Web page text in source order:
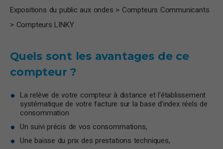
Expositions du public aux ondes > Compteurs Communicants
> Compteurs LINKY
Quels sont les avantages de ce
compteur ?
La relève de votre compteur à distance et l’établissement
systématique de votre facture sur la base d’index réels de
consommation
Un suivi précis de vos consommations,
Une baisse du prix des prestations techniques,